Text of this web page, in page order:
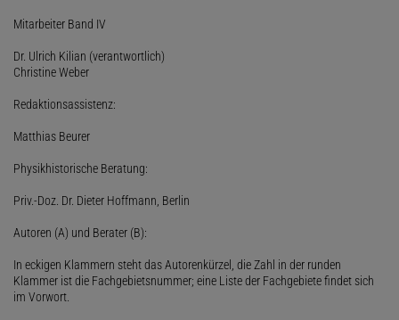
Mitarbeiter Band IV
Dr. Ulrich Kilian (verantwortlich)
Christine Weber
Redaktionsassistenz:
Matthias Beurer
Physikhistorische Beratung:
Priv.-Doz. Dr. Dieter Hoffmann, Berlin
Autoren (A) und Berater (B):
In eckigen Klammern steht das Autorenkürzel, die Zahl in der runden
Klammer ist die Fachgebietsnummer; eine Liste der Fachgebiete findet sich
im Vorwort.